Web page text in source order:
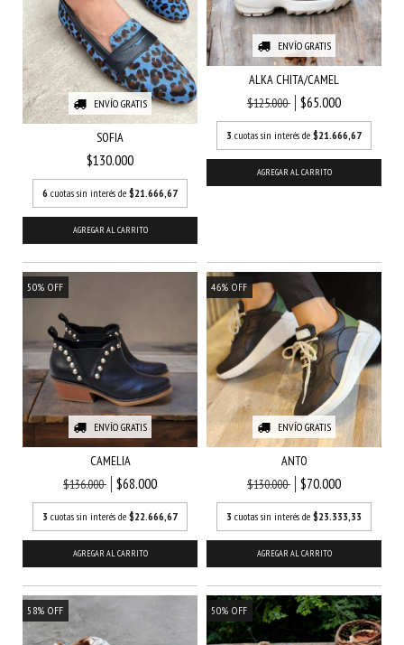
ENVÍO GRATIS
SOFIA
$130.000
6 cuotas sin interés de $21.666,67
AGREGAR AL CARRITO
ENVÍO GRATIS
ALKA CHITA/CAMEL
$125.000
$65.000
3 cuotas sin interés de $21.666,67
AGREGAR AL CARRITO
50% OFF
ENVÍO GRATIS
CAMELIA
$136.000
$68.000
3 cuotas sin interés de $22.666,67
AGREGAR AL CARRITO
46% OFF
ENVÍO GRATIS
ANTO
$130.000
$70.000
3 cuotas sin interés de $23.333,33
AGREGAR AL CARRITO
58% OFF 50% OFF